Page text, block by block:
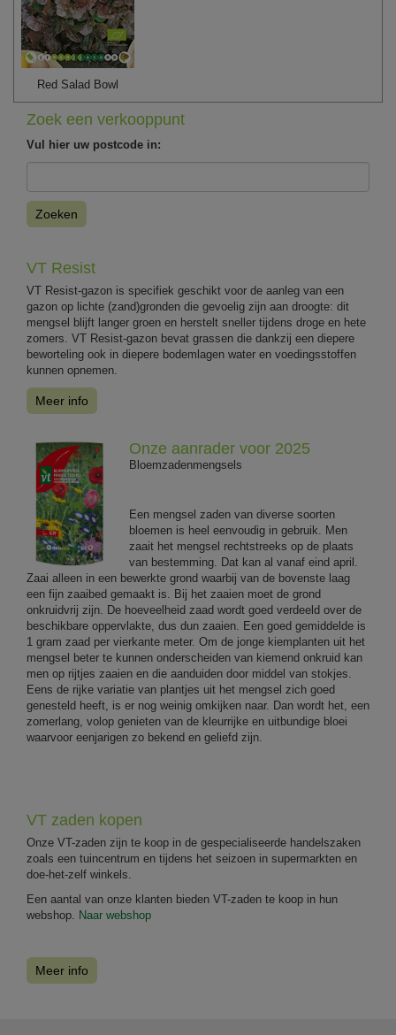
Red Salad Bowl
Zoek een verkooppunt
Vul hier uw postcode in:
Zoeken
VT Resist
VT Resist-gazon is specifiek geschikt voor de aanleg van een
gazon op lichte (zand)gronden die gevoelig zijn aan droogte: dit
mengsel blijft langer groen en herstelt sneller tijdens droge en hete
zomers. VT Resist-gazon bevat grassen die dankzij een diepere
beworteling ook in diepere bodemlagen water en voedingsstoffen
kunnen opnemen.
Meer info
Onze aanrader voor 2025
Bloemzadenmengsels
Een mengsel zaden van diverse soorten
bloemen is heel eenvoudig in gebruik. Men
zaait het mengsel rechtstreeks op de plaats
van bestemming. Dat kan al vanaf eind april.
Zaai alleen in een bewerkte grond waarbij van de bovenste laag
een fijn zaaibed gemaakt is. Bij het zaaien moet de grond
onkruidvrij zijn. De hoeveelheid zaad wordt goed verdeeld over de
beschikbare oppervlakte, dus dun zaaien. Een goed gemiddelde is
1 gram zaad per vierkante meter. Om de jonge kiemplanten uit het
mengsel beter te kunnen onderscheiden van kiemend onkruid kan
men op rijtjes zaaien en die aanduiden door middel van stokjes.
Eens de rijke variatie van plantjes uit het mengsel zich goed
genesteld heeft, is er nog weinig omkijken naar. Dan wordt het, een
zomerlang, volop genieten van de kleurrijke en uitbundige bloei
waarvoor eenjarigen zo bekend en geliefd zijn.
VT zaden kopen
Onze VT-zaden zijn te koop in de gespecialiseerde handelszaken
zoals een tuincentrum en tijdens het seizoen in supermarkten en
doe-het-zelf winkels.
Een aantal van onze klanten bieden VT-zaden te koop in hun
webshop.
Naar webshop
Meer info